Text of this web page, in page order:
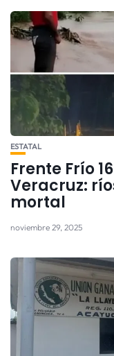
ESTATAL
Frente Frío
Veracruz:
mortal
noviembre 29, 2025